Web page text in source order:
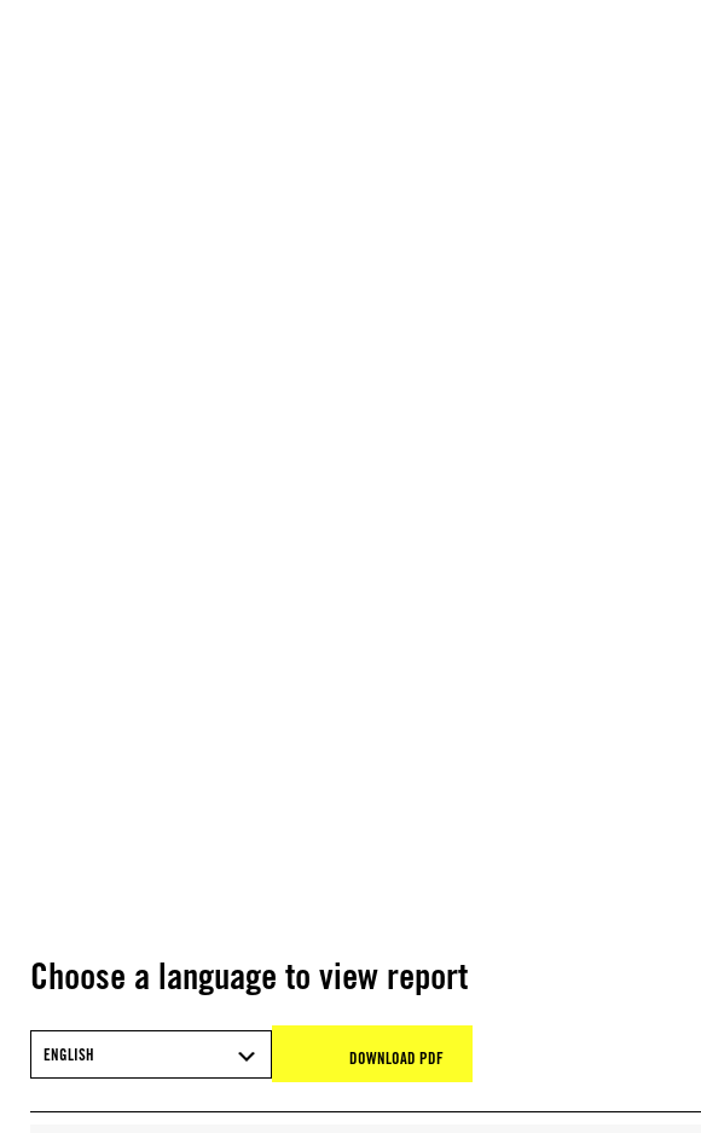
Choose a language to view report
ENGLISH DOWNLOAD PDF